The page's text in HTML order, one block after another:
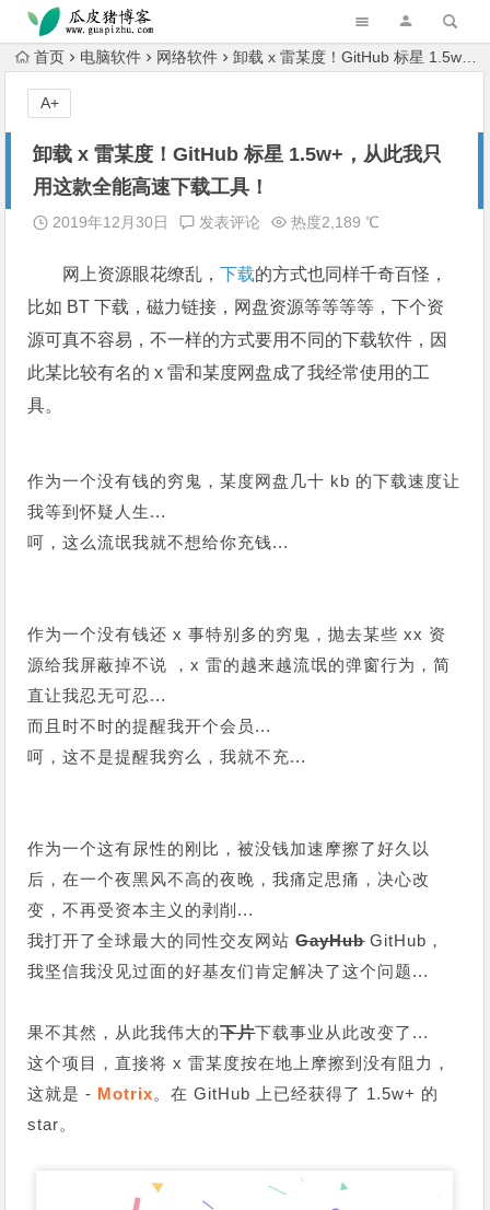
跳转到主内容
首页 电脑软件 网络软件 卸载 x 雷某度！GitHub 标星 1.5w+，从此我只用这款全能高速下载工具！
卸载 x 雷某度！GitHub 标星 1.5w+，从此我只
用这款全能高速下载工具！
2019年12月30日 发表评论 热度2,189 ℃
网上资源眼花缭乱，下载的方式也同样千奇百怪，
比如 BT 下载，磁力链接，网盘资源等等等等，下个资
源可真不容易，不一样的方式要用不同的下载软件，因
此某比较有名的 x 雷和某度网盘成了我经常使用的工
具。
作为一个没有钱的穷鬼，某度网盘几十 kb 的下载速度让
我等到怀疑人生...
呵，这么流氓我就不想给你充钱...
作为一个没有钱还 x 事特别多的穷鬼，抛去某些 xx 资
源给我屏蔽掉不说 ，x 雷的越来越流氓的弹窗行为，简
直让我忍无可忍...
而且时不时的提醒我开个会员...
呵，这不是提醒我穷么，我就不充...
作为一个这有尿性的刚比，被没钱加速摩擦了好久以
后，在一个夜黑风不高的夜晚，我痛定思痛，决心改
变，不再受资本主义的剥削...
我打开了全球最大的同性交友网站GayHubGitHub，
我坚信我没见过面的好基友们肯定解决了这个问题...
果不其然，从此我伟大的下片下载事业从此改变了...
这个项目，直接将 x 雷某度按在地上摩擦到没有阻力，
这就是 - Motrix。在 GitHub 上已经获得了 1.5w+ 的
star。
A+